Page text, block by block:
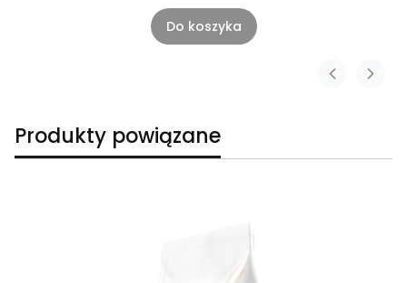
Do koszyka
Produkty powiązane